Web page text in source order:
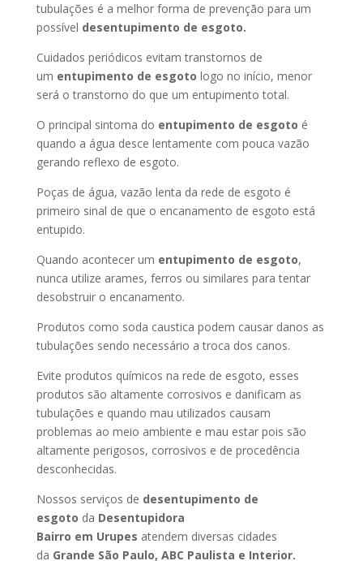
tubulações é a melhor forma de prevenção para um
possível desentupimento de esgoto.
Cuidados periódicos evitam transtornos de
um entupimento de esgoto logo no início, menor
será o transtorno do que um entupimento total.
O principal sintoma do entupimento de esgoto é
quando a água desce lentamente com pouca vazão
gerando reflexo de esgoto.
Poças de água, vazão lenta da rede de esgoto é
primeiro sinal de que o encanamento de esgoto está
entupido.
Quando acontecer um entupimento de esgoto,
nunca utilize arames, ferros ou similares para tentar
desobstruir o encanamento.
Produtos como soda caustica podem causar danos as
tubulações sendo necessário a troca dos canos.
Evite produtos químicos na rede de esgoto, esses
produtos são altamente corrosivos e danificam as
tubulações e quando mau utilizados causam
problemas ao meio ambiente e mau estar pois são
altamente perigosos, corrosivos e de procedência
desconhecidas.
Nossos serviços de desentupimento de
esgoto da Desentupidora
Bairro em Urupes atendem diversas cidades
da Grande São Paulo, ABC Paulista e Interior.